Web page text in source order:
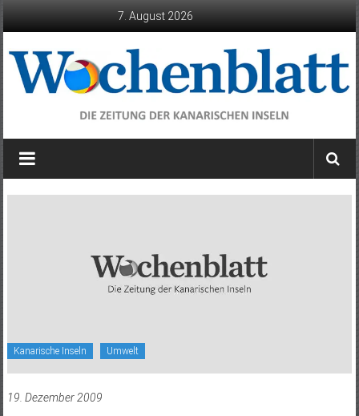
7. August 2026
Wochenblatt
die
Kanarische Inseln Umwelt
19. Dezember 2009